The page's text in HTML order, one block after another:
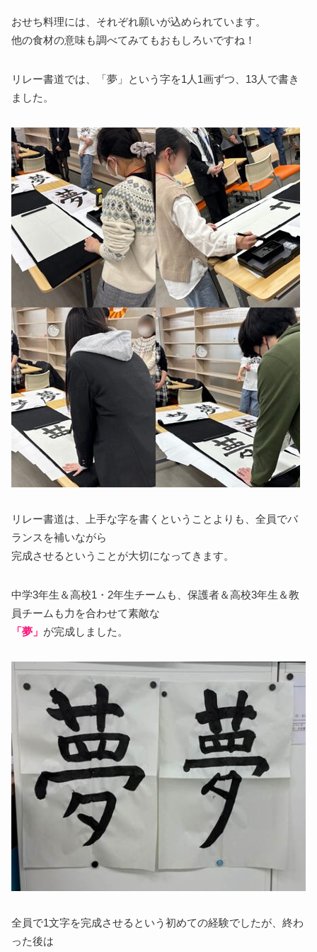
おせち料理には、それぞれ願いが込められています。
他の食材の意味も調べてみてもおもしろいですね！
リレー書道では、「夢」という字を1人1画ずつ、13人で書き
ました。
リレー書道は、上手な字を書くということよりも、全員でバ
ランスを補いながら
完成させるということが大切になってきます。
中学3年生＆高校1・2年生チームも、保護者＆高校3年生＆教
員チームも力を合わせて素敵な
「夢」 が完成しました。
全員で1文字を完成させるという初めての経験でしたが、終わ
った後は